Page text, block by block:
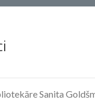
Sanita